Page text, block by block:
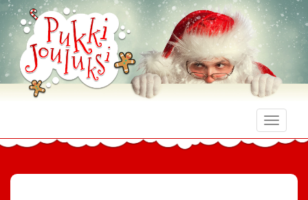
Toggle